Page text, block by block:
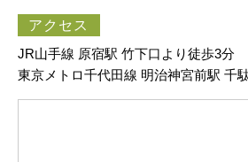
アクセス
JR山手線 原宿駅 竹下口より徒歩3分
東京メトロ千代田線 明治神宮前駅 千